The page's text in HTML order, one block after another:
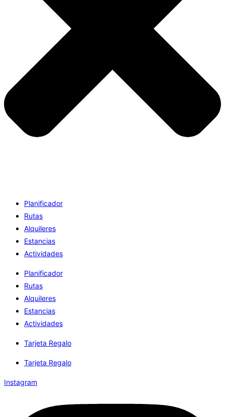
Planificador
Rutas
Alquileres
Estancias
Actividades
Planificador
Rutas
Alquileres
Estancias
Actividades
Tarjeta Regalo
Tarjeta Regalo
Instagram